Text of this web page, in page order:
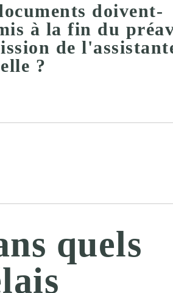
doivent-
à la fin du
de
?
quels